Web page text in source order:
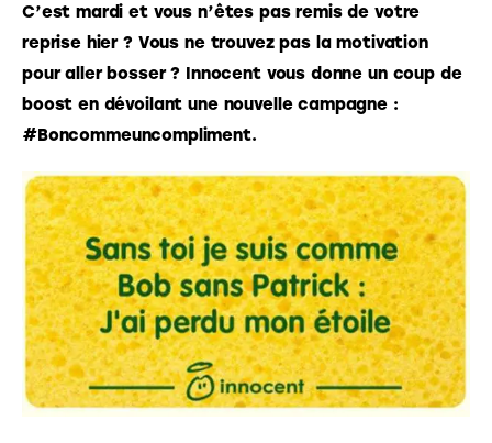
C’est mardi et vous n’êtes pas remis de votre
reprise hier ? Vous ne trouvez pas la motivation
pour aller bosser ? Innocent vous donne un coup de
boost en dévoilant une nouvelle campagne :
#Boncommeuncompliment.